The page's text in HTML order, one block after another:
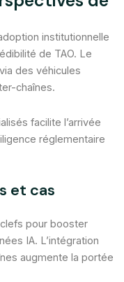
institutionnelle
de TAO. Le
des véhicules
chaînes.
facilite l’arrivée
réglementaire
et cas
pour booster
IA. L’intégration
augmente la portée